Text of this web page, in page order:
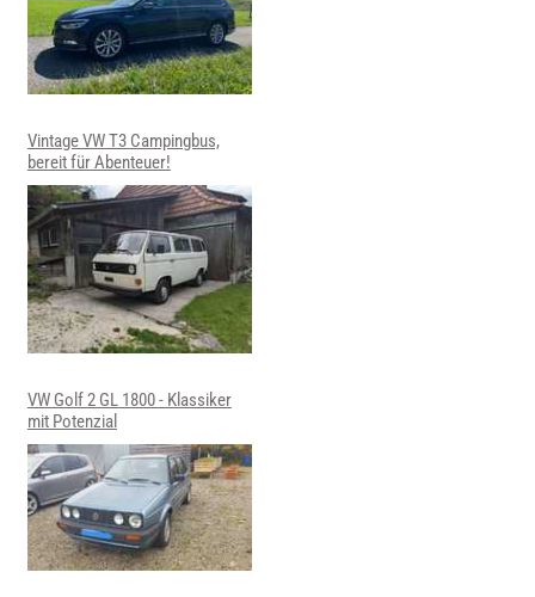
Vintage VW T3 Campingbus,
bereit für Abenteuer!
VW Golf 2 GL 1800 - Klassiker
mit Potenzial